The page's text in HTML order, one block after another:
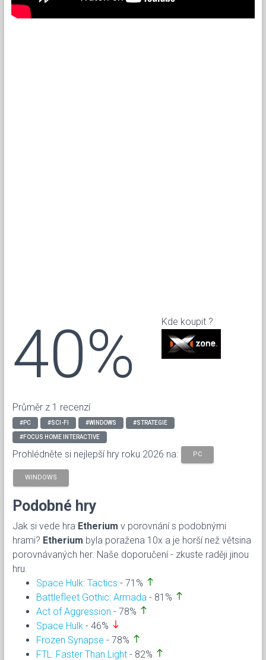
40%
Průměr z 1 recenzí
Kde koupit ?
#PC #SCI-FI #WINDOWS #STRATEGIE
#FOCUS HOME INTERACTIVE
Prohlédněte si nejlepší hry roku 2026 na: PC
WINDOWS
Podobné hry
Jak si vede hra Etherium v porovnání s podobnými
hrami? Etherium byla poražena 10x a je horší než větsina
porovnávaných her. Naše doporučení - zkuste raději jinou
hru.
Space Hulk: Tactics - 71% north
Battlefleet Gothic: Armada - 81% north
Act of Aggression - 78% north
Space Hulk - 46% south
Frozen Synapse - 78% north
FTL: Faster Than Light - 82% north